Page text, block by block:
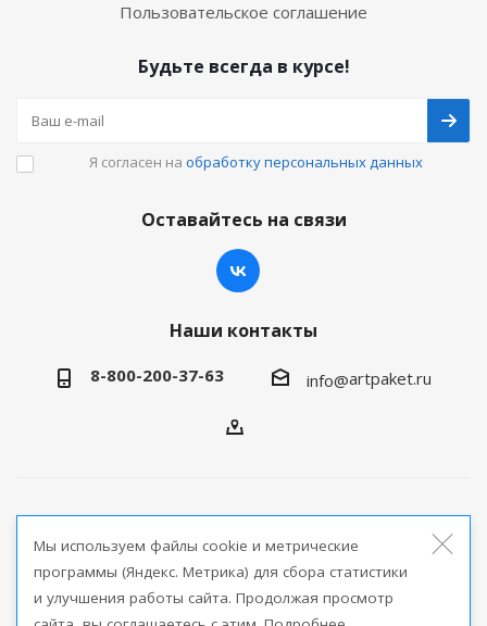
Пользовательское соглашение
Будьте всегда в курсе!
Я согласен на обработку персональных данных
Оставайтесь на связи
Наши контакты
8-800-200-37-63 info@artpaket.ru
продукции
Версия для печати
Мы используем файлы cookie и метрические
программы (Яндекс. Метрика) для сбора статистики
и улучшения работы сайта. Продолжая просмотр